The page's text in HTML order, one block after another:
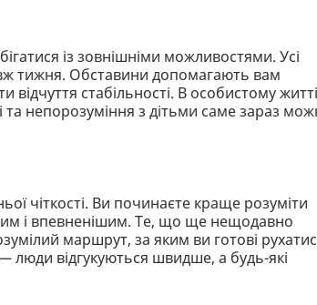
із зовнішніми можливостями. Усі
тижня. Обставини допомагають вам
відчуття стабільності. В особистому житті
непорозуміння з дітьми саме зараз
чіткості. Ви починаєте краще розуміти
і впевненішим. Те, що ще нещодавно
маршрут, за яким ви готові
— люди відгукуються швидше, а будь-які